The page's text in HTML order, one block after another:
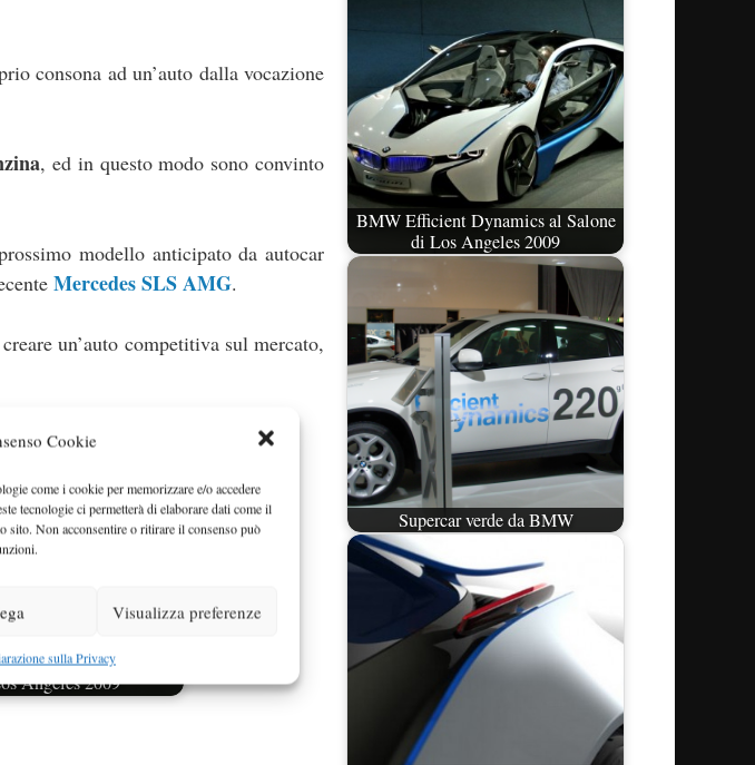
Cookie
come i cookie per memorizzare e/o accedere
tecnologie ci permetterà di elaborare dati come il
sito. Non acconsentire o ritirare il consenso può
Visualizza preferenze
sulla Privacy
consona ad un’auto dalla vocazione
, ed in questo modo sono convinto
modello anticipato da autocar
Mercedes SLS AMG.
un’auto competitiva sul mercato,
Dynamics al Salone
Angeles 2009
BMW Efficient Dynamics al Salone
di Los Angeles 2009
Supercar verde da BMW